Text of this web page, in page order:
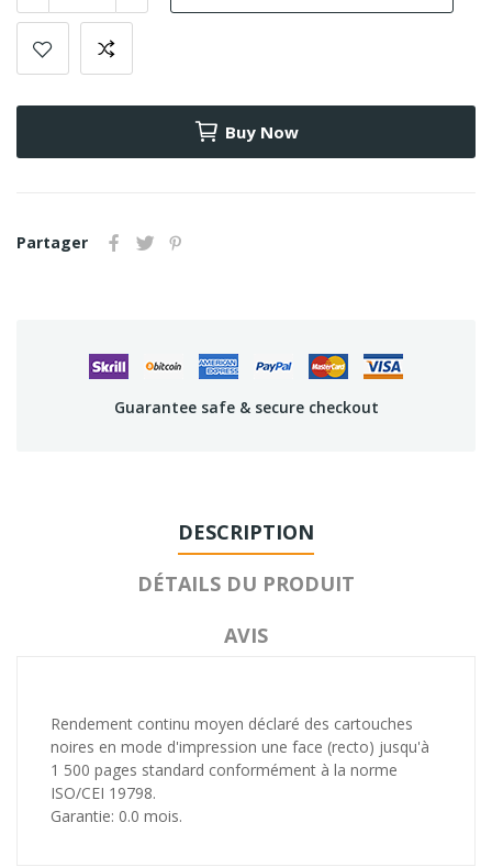
Buy Now
Partager
Guarantee safe & secure checkout
DESCRIPTION
DÉTAILS DU PRODUIT
AVIS
Rendement continu moyen déclaré des cartouches
noires en mode d'impression une face (recto) jusqu'à
1 500 pages standard conformément à la norme
ISO/CEI 19798.
Garantie: 0.0 mois.